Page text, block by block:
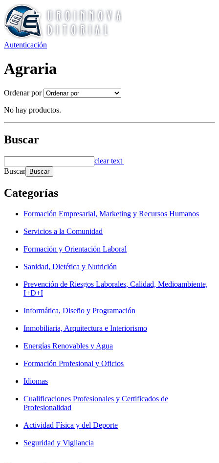
Autenticación
Agraria
Ordenar por
No hay productos.
Buscar
clear text
Buscar
Categorías
Formación Empresarial, Marketing y Recursos Humanos
Servicios a la Comunidad
Formación y Orientación Laboral
Sanidad, Dietética y Nutrición
Prevención de Riesgos Laborales, Calidad, Medioambiente,
I+D+I
Informática, Diseño y Programación
Inmobiliaria, Arquitectura e Interiorismo
Energías Renovables y Agua
Formación Profesional y Oficios
Idiomas
Cualificaciones Profesionales y Certificados de
Profesionalidad
Actividad Física y del Deporte
Seguridad y Vigilancia